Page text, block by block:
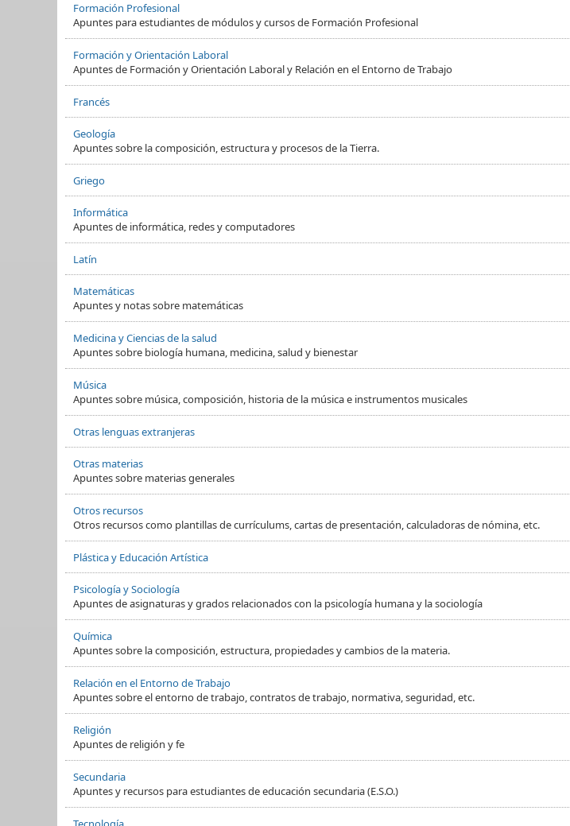
Formación Profesional
Apuntes para estudiantes de módulos y cursos de Formación Profesional
Formación y Orientación Laboral
Apuntes de Formación y Orientación Laboral y Relación en el Entorno de Trabajo
Francés
Geología
Apuntes sobre la composición, estructura y procesos de la Tierra.
Griego
Informática
Apuntes de informática, redes y computadores
Latín
Matemáticas
Apuntes y notas sobre matemáticas
Medicina y Ciencias de la salud
Apuntes sobre biología humana, medicina, salud y bienestar
Música
Apuntes sobre música, composición, historia de la música e instrumentos musicales
Otras lenguas extranjeras
Otras materias
Apuntes sobre materias generales
Otros recursos
Otros recursos como plantillas de currículums, cartas de presentación, calculadoras de nómina, etc.
Plástica y Educación Artística
Psicología y Sociología
Apuntes de asignaturas y grados relacionados con la psicología humana y la sociología
Química
Apuntes sobre la composición, estructura, propiedades y cambios de la materia.
Relación en el Entorno de Trabajo
Apuntes sobre el entorno de trabajo, contratos de trabajo, normativa, seguridad, etc.
Religión
Apuntes de religión y fe
Secundaria
Apuntes y recursos para estudiantes de educación secundaria (E.S.O.)